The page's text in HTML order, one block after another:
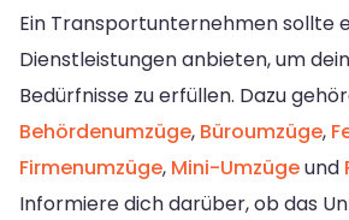
Ein Transportunternehmen sollte
Dienstleistungen anbieten, um
Bedürfnisse zu erfüllen. Dazu
Behördenumzüge, Büroumzüge,
Firmenumzüge, Mini-Umzügeund
Informiere dich darüber, ob das